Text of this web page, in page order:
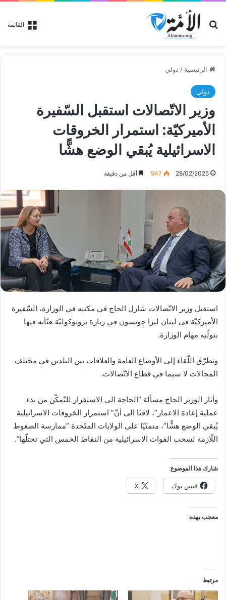
القائمة بحث عن
الرئيسية / دولي
دولي
وزير الاتّصالات استقبل السّفيرة
الأميركيّة: استمرار الخروقات
الاسرائيلية يُبقي الوضع هشًّا
28/02/2025
947 أقل من دقيقة
استقبل وزير الاتّصالات شارل الحاج في مكتبه في الوزارة، السّفيرة
الأميركيّة في لبنان ليزا جونسون في زيارة بروتوكوليّة هنّأته فيها
بتولّيه مهام الوزارة.
وتطرّق اللّقاء إلى الأوضاع العامة والعلاقات بين البلدين في مختلف
المجالات لا سيما في قطاع الاتّصالات.
وأثار الوزير الحاج مسألة “الحاجة الى الاستقرار للتّمكّن من بدء
عملية إعادة الاعمار”، لافتًا الى أنّ” استمرار الخروقات الاسرائيلية
يُبقي الوضع هشًّا”، متمنّيًا على الولايات المتّحدة “ممارسة الضغوط
اللّازمة لسحب القوات الاسرائيلية من النقاط الخمس التي تحتلّها”.
شارك هذا الموضوع:
فيس بوك X
معجب بهذه:
مرتبط